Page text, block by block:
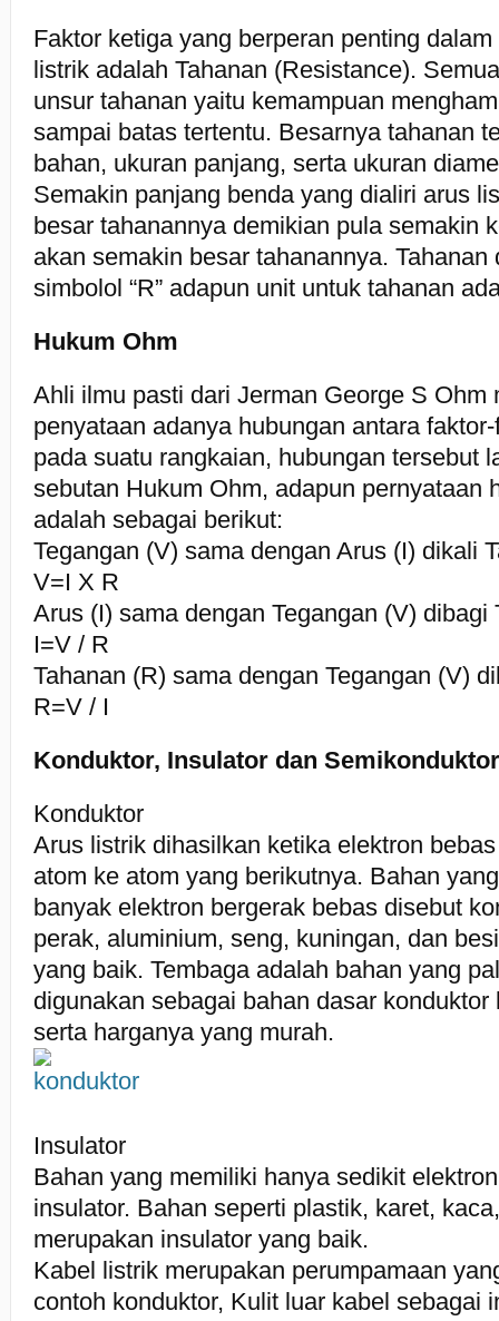
Faktor ketiga yang berperan penting
listrik adalah Tahanan (Resistance).
unsur tahanan yaitu kemampuan
sampai batas tertentu. Besarnya tahanan
bahan, ukuran panjang, serta ukuran
Semakin panjang benda yang dialiri arus
besar tahanannya demikian pula semakin
akan semakin besar tahanannya.
simbolol “R” adapun unit untuk tahanan
Hukum Ohm
Ahli ilmu pasti dari Jerman George S Ohm
penyataan adanya hubungan antara
pada suatu rangkaian, hubungan tersebut
sebutan Hukum Ohm, adapun pernyataan
adalah sebagai berikut:
Tegangan (V) sama dengan Arus (I) dikali
V=I X R
Arus (I) sama dengan Tegangan (V) dibagi
I=V / R
Tahanan (R) sama dengan Tegangan (V)
R=V / I
Konduktor, Insulator dan Semikonduktor
Konduktor
Arus listrik dihasilkan ketika elektron
atom ke atom yang berikutnya. Bahan
banyak elektron bergerak bebas disebut
perak, aluminium, seng, kuningan, dan
yang baik. Tembaga adalah bahan yang
digunakan sebagai bahan dasar
serta harganya yang murah.
Insulator
Bahan yang memiliki hanya sedikit
insulator. Bahan seperti plastik, karet,
merupakan insulator yang baik.
Kabel listrik merupakan perumpamaan
contoh konduktor, Kulit luar kabel sebagai